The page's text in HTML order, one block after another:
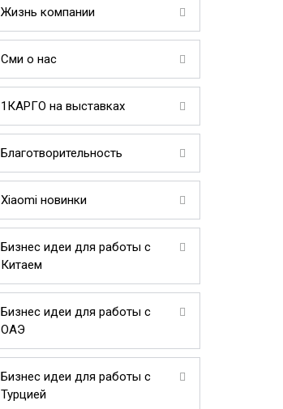
Жизнь компании
Сми о нас
1КАРГО на выставках
Благотворительность
Xiaomi новинки
Бизнес идеи для работы с
Китаем
Бизнес идеи для работы с
ОАЭ
Бизнес идеи для работы с
Турцией